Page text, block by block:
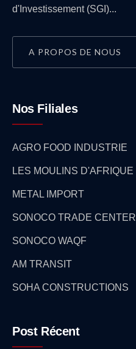
d'Investissement (SGI)...
A PROPOS DE NOUS
Nos Filiales
AGRO FOOD INDUSTRIE
LES MOULINS D'AFRIQUE
METAL IMPORT
SONOCO TRADE CENTER
SONOCO WAQF
AM TRANSIT
SOHA CONSTRUCTIONS
Post Récent